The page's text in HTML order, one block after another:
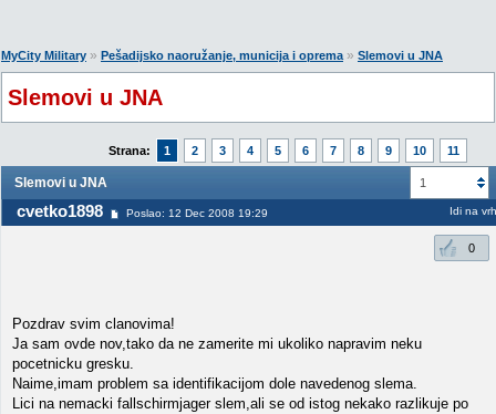
MyCity Military » Pešadijsko naoružanje, municija i oprema» Slemovi u JNA
Slemovi u JNA
Strana: 1 2 3 4 5 6 7 8 9 10 11
1
Slemovi u JNA
cvetko1898 Poslao: 12 Dec 2008 19:29 Idi na vrh
0
Pozdrav svim clanovima!
Ja sam ovde nov,tako da ne zamerite mi ukoliko napravim neku
pocetnicku gresku.
Naime,imam problem sa identifikacijom dole navedenog slema.
Lici na nemacki fallschirmjager slem,ali se od istog nekako razlikuje po